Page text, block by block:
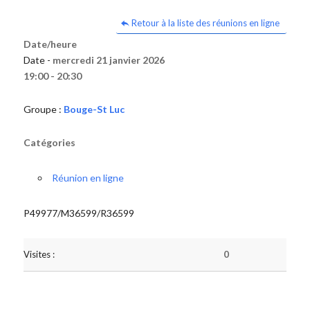
Retour à la liste des réunions en ligne
Date/heure
Date - mercredi 21 janvier 2026
19:00 - 20:30
Groupe : Bouge-St Luc
Catégories
Réunion en ligne
P49977/M36599/R36599
Visites : 0